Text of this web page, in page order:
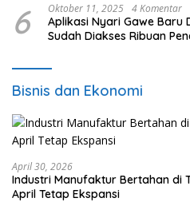
6 Oktober 11, 2025 4 Komentar
Aplikasi Nyari Gawe Baru
Sudah Diakses Ribuan
Bisnis dan Ekonomi
April 30, 2026
Industri Manufaktur Bertahan di
April Tetap Ekspansi